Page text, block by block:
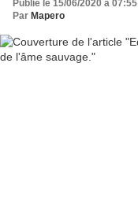
Publié le 15/06/2020 à 07:55
Par Mapero